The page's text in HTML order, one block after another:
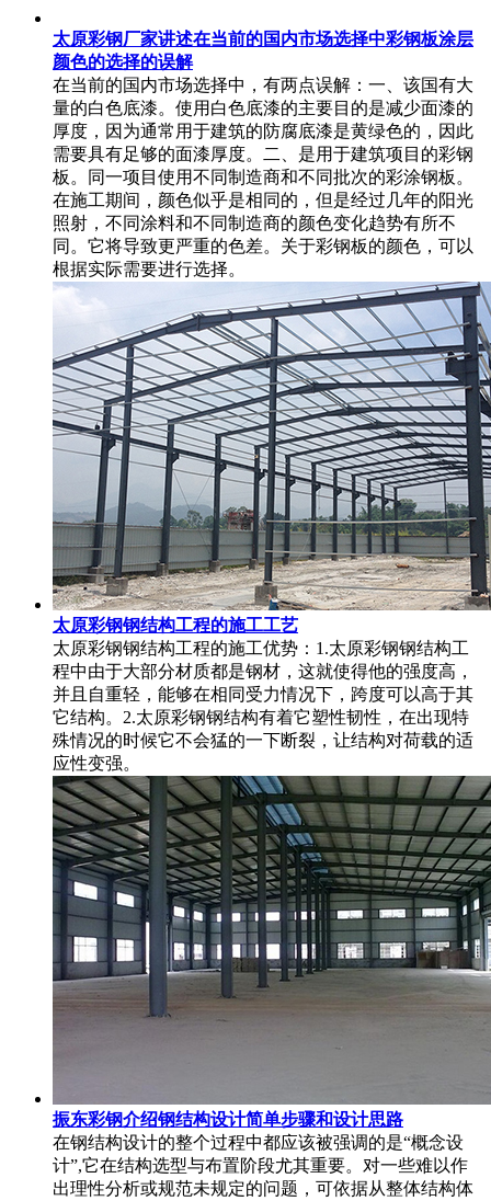
太原彩钢厂家讲述在当前的国内市场选择中彩钢板涂层
颜色的选择的误解
在当前的国内市场选择中，有两点误解：一、该国有大
量的白色底漆。使用白色底漆的主要目的是减少面漆的
厚度，因为通常用于建筑的防腐底漆是黄绿色的，因此
需要具有足够的面漆厚度。二、是用于建筑项目的彩钢
板。同一项目使用不同制造商和不同批次的彩涂钢板。
在施工期间，颜色似乎是相同的，但是经过几年的阳光
照射，不同涂料和不同制造商的颜色变化趋势有所不
同。它将导致更严重的色差。关于彩钢板的颜色，可以
根据实际需要进行选择。
太原彩钢钢结构工程的施工工艺
太原彩钢钢结构工程的施工优势：1.太原彩钢钢结构工
程中由于大部分材质都是钢材，这就使得他的强度高，
并且自重轻，能够在相同受力情况下，跨度可以高于其
它结构。2.太原彩钢钢结构有着它塑性韧性，在出现特
殊情况的时候它不会猛的一下断裂，让结构对荷载的适
应性变强。
振东彩钢介绍钢结构设计简单步骤和设计思路
在钢结构设计的整个过程中都应该被强调的是“概念设
计”,它在结构选型与布置阶段尤其重要。对一些难以作
出理性分析或规范未规定的问题，可依据从整体结构体